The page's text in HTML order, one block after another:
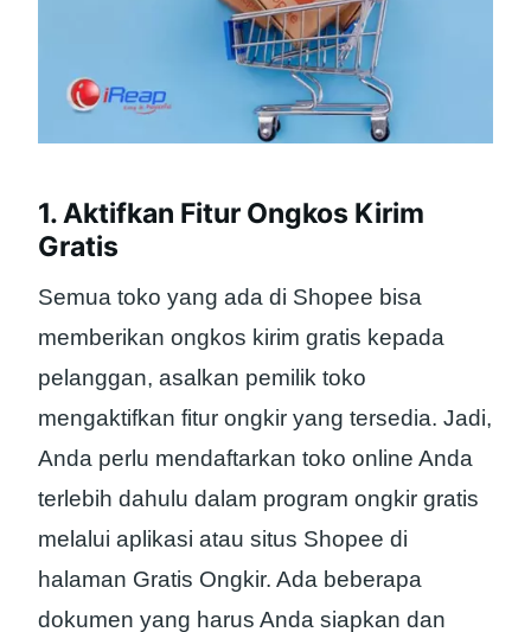
1. Aktifkan Fitur Ongkos Kirim
Gratis
Semua toko yang ada di Shopee bisa
memberikan ongkos kirim gratis kepada
pelanggan, asalkan pemilik toko
mengaktifkan fitur ongkir yang tersedia. Jadi,
Anda perlu mendaftarkan toko online Anda
terlebih dahulu dalam program ongkir gratis
melalui aplikasi atau situs Shopee di
halaman Gratis Ongkir. Ada beberapa
dokumen yang harus Anda siapkan dan